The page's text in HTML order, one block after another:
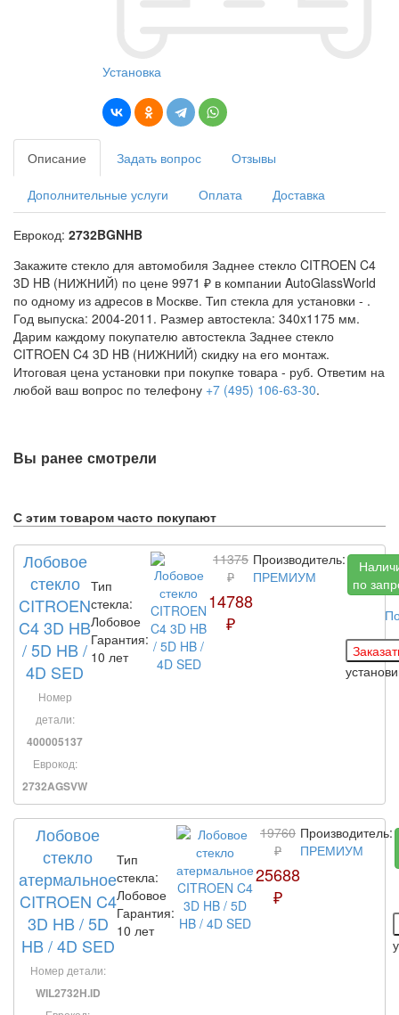
Установка
Описание Задать вопрос Отзывы
Дополнительные услуги Оплата Доставка
Еврокод: 2732BGNHB
Закажите стекло для автомобиля Заднее стекло CITROEN C4
3D HB (НИЖНИЙ) по цене 9971 ₽ в компании AutoGlassWorld
по одному из адресов в Москве. Тип стекла для установки - .
Год выпуска: 2004-2011. Размер автостекла: 340x1175 мм.
Дарим каждому покупателю автостекла Заднее стекло
CITROEN C4 3D HB (НИЖНИЙ) скидку на его монтаж.
Итоговая цена установки при покупке товара - руб. Ответим на
любой ваш вопрос по телефону +7 (495) 106-63-30.
Вы ранее смотрели
С этим товаром часто покупают
Лобовое
стекло
CITROEN
C4 3D HB
/ 5D HB /
4D SED
Номер
детали:
400005137
Еврокод:
2732AGSVW
Тип
стекла:
Лобовое
Гарантия:
10 лет
11375
₽
14788
₽
Производитель:
ПРЕМИУМ
по
Лобовое
стекло
атермальное
CITROEN C4
3D HB / 5D
HB / 4D SED
Номер детали:
WIL2732H.ID
Тип
стекла:
Лобовое
Гарантия:
10 лет
19760
₽
25688
₽
Производитель:
ПРЕМИУМ